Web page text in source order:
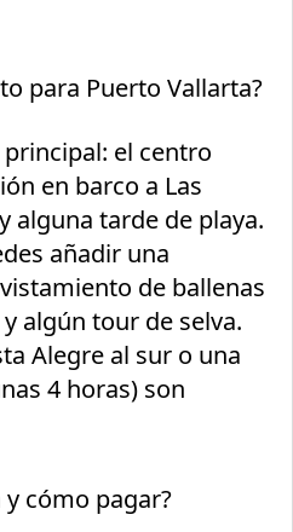
para Puerto Vallarta?
el centro
en barco a Las
alguna tarde de playa.
añadir una
de ballenas
algún tour de selva.
Alegre al sur o una
4 horas) son
cómo pagar?